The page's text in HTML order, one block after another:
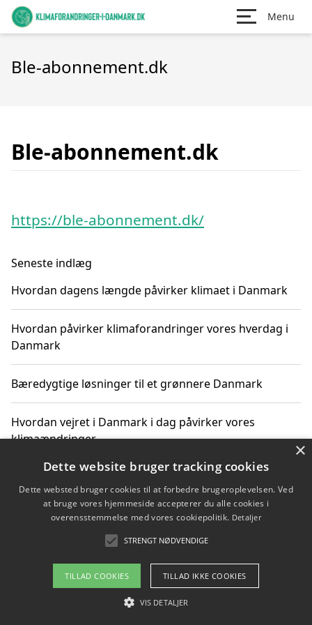
Menu
Ble-abonnement.dk
Ble-abonnement.dk
https://ble-abonnement.dk/
Seneste indlæg
Hvordan dagens længde påvirker klimaet i Danmark
Hvordan påvirker klimaforandringer vores hverdag i
Danmark
Bæredygtige løsninger til et grønnere Danmark
Hvordan vejret i Danmark i dag påvirker vores
klimaændringer
Hvordan klimaændringer påvirker danske unges
gaveønsker
Om / kontakt
Blog Betingelser
×
Dette website bruger tracking cookies
Dette websted bruger cookies til at forbedre brugeroplevelsen. Ved
at bruge vores hjemmeside accepterer du alle cookies i
overensstemmelse med vores cookiepolitik. Detaljer
STRENGT NØDVENDIGE
TILLAD COOKIES TILLAD IKKE COOKIES
VIS DETALJER